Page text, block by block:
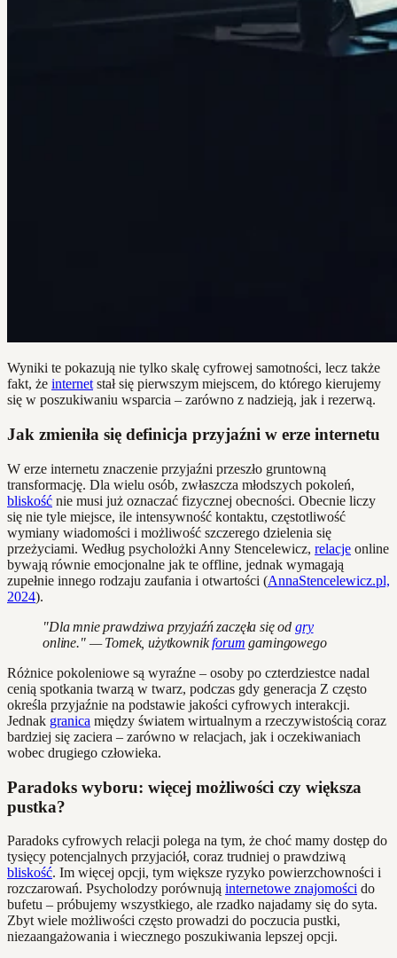
Wyniki te pokazują nie tylko skalę cyfrowej samotności, lecz także
fakt, że internet stał się pierwszym miejscem, do którego kierujemy
się w poszukiwaniu wsparcia – zarówno z nadzieją, jak i rezerwą.
Jak zmieniła się definicja przyjaźni w erze internetu
W erze internetu znaczenie przyjaźni przeszło gruntowną
transformację. Dla wielu osób, zwłaszcza młodszych pokoleń,
bliskość nie musi już oznaczać fizycznej obecności. Obecnie liczy
się nie tyle miejsce, ile intensywność kontaktu, częstotliwość
wymiany wiadomości i możliwość szczerego dzielenia się
przeżyciami. Według psycholożki Anny Stencelewicz, relacje online
bywają równie emocjonalne jak te offline, jednak wymagają
zupełnie innego rodzaju zaufania i otwartości (AnnaStencelewicz.pl,
2024).
"Dla mnie prawdziwa przyjaźń zaczęła się od gry
online." — Tomek, użytkownikforum gamingowego
Różnice pokoleniowe są wyraźne – osoby po czterdziestce nadal
cenią spotkania twarzą w twarz, podczas gdy generacja Z często
określa przyjaźnie na podstawie jakości cyfrowych interakcji.
Jednak granica między światem wirtualnym a rzeczywistością coraz
bardziej się zaciera – zarówno w relacjach, jak i oczekiwaniach
wobec drugiego człowieka.
Paradoks wyboru: więcej możliwości czy większa
pustka?
Paradoks cyfrowych relacji polega na tym, że choć mamy dostęp do
tysięcy potencjalnych przyjaciół, coraz trudniej o prawdziwą
bliskość. Im więcej opcji, tym większe ryzyko powierzchowności i
rozczarowań. Psycholodzy porównują internetowe znajomości do
bufetu – próbujemy wszystkiego, ale rzadko najadamy się do syta.
Zbyt wiele możliwości często prowadzi do poczucia pustki,
niezaangażowania i wiecznego poszukiwania lepszej opcji.